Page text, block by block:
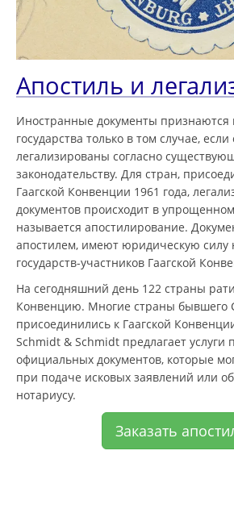
Апостиль и
Иностранные документы признаются
государства только в том случае, если
легализированы согласно
законодательству. Для стран,
Гаагской Конвенции 1961 года,
документов происходит в
называется апостилирование.
апостилем, имеют юридическую силу
государств-участников Гаагской
На сегодняшний день 122 страны
Конвенцию. Многие страны бывшего
присоединились к Гаагской
Schmidt & Schmidt предлагает услуги
официальных документов, которые
при подаче исковых заявлений или
нотариусу.
Заказать